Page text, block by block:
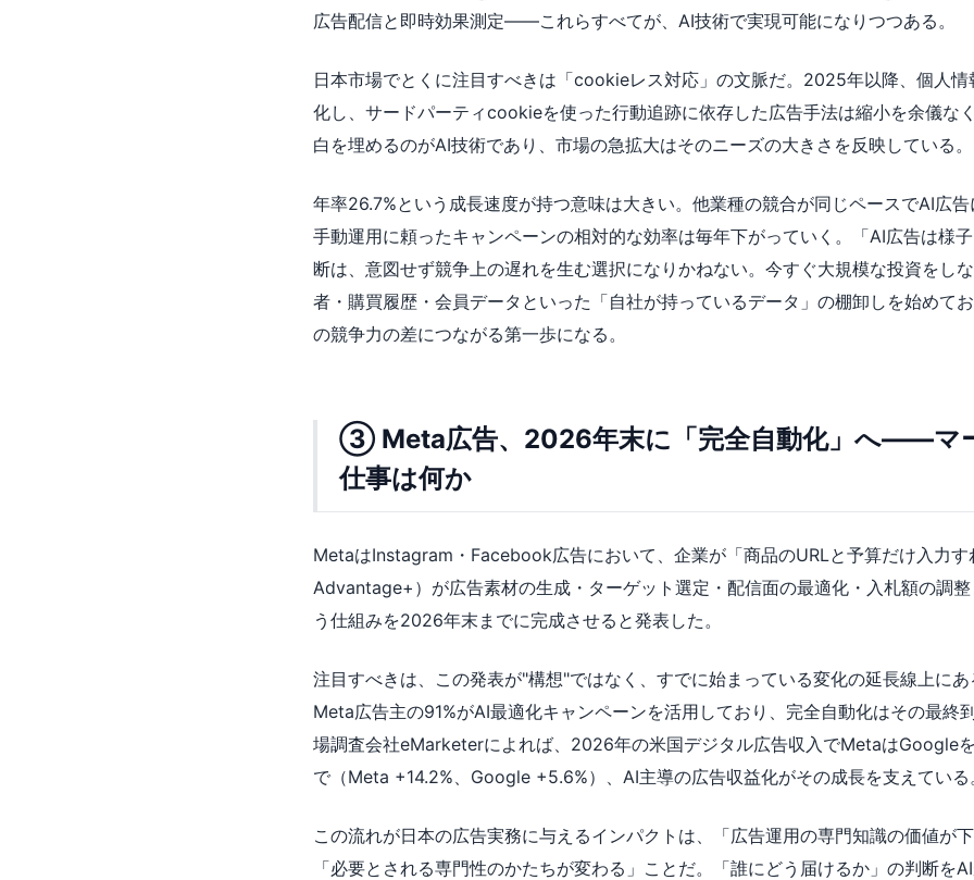
広告配信と即時効果測定——これらすべてが、AI技術で実現可能になりつつある。
日本市場でとくに注目すべきは「cookieレス対応」の文脈だ。2025年以降、個人情
化し、サードパーティcookieを使った行動追跡に依存した広告手法は縮小を余儀な
白を埋めるのがAI技術であり、市場の急拡大はそのニーズの大きさを反映している。
年率26.7%という成長速度が持つ意味は大きい。他業種の競合が同じペースでAI広
手動運用に頼ったキャンペーンの相対的な効率は毎年下がっていく。「AI広告は様
断は、意図せず競争上の遅れを生む選択になりかねない。今すぐ大規模な投資をし
者・購買履歴・会員データといった「自社が持っているデータ」の棚卸しを始めて
の競争力の差につながる第一歩になる。
③ Meta広告、2026年末に「完全自動化」へ——マ
仕事は何か
MetaはInstagram・Facebook広告において、企業が「商品のURLと予算だけ入力
Advantage+）が広告素材の生成・ターゲット選定・配信面の最適化・入札額の調
う仕組みを2026年末までに完成させると発表した。
注目すべきは、この発表が"構想"ではなく、すでに始まっている変化の延長線上に
Meta広告主の91%がAI最適化キャンペーンを活用しており、完全自動化はその最終
場調査会社eMarketerによれば、2026年の米国デジタル広告収入でMetaはGoogle
で（Meta +14.2%、Google +5.6%）、AI主導の広告収益化がその成長を支えている
この流れが日本の広告実務に与えるインパクトは、「広告運用の専門知識の価値が下
「必要とされる専門性のかたちが変わる」ことだ。「誰にどう届けるか」の判断をAI